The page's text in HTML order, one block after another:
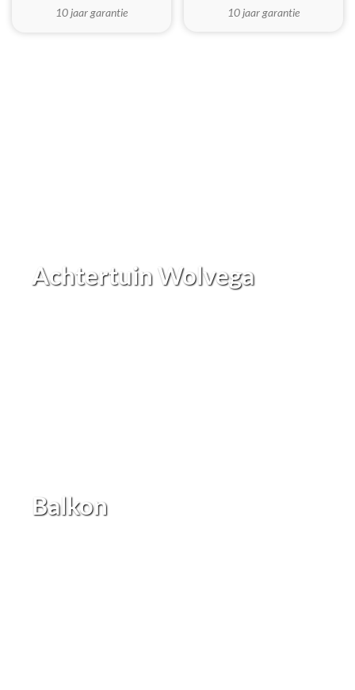
10 jaar garantie
10 jaar garantie
Achtertuin Wolvega
Balkon